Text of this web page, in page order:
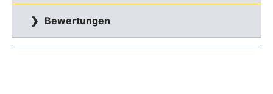
Bewertungen